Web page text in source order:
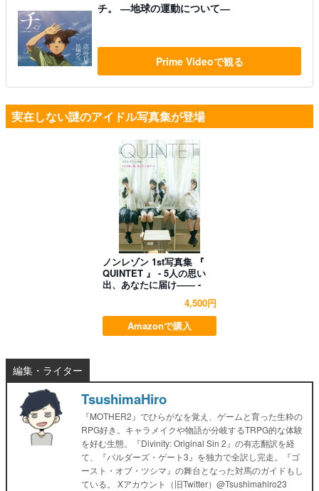
チ。 ―地球の運動について―
Prime Videoで観る
実在しない謎のアイドル写真集が登場
ノンレゾン 1st写真集 『
QUINTET 』 - 5人の思い
出、あなたに届け―― -
4,500円
Amazonで購入
編集・ライター
TsushimaHiro
『MOTHER2』でひらがなを覚え、ゲームと育った生粋の
RPG好き。キャラメイクや物語が分岐するTRPG的な体験
を好む生態。『Divinity: Original Sin 2』の有志翻訳を経
て、『バルダーズ・ゲート3』を独力で全訳し完走。『ゴ
ースト・オブ・ツシマ』の舞台となった対馬のガイドもし
ている。 Xアカウント（旧Twitter）@Tsushimahiro23